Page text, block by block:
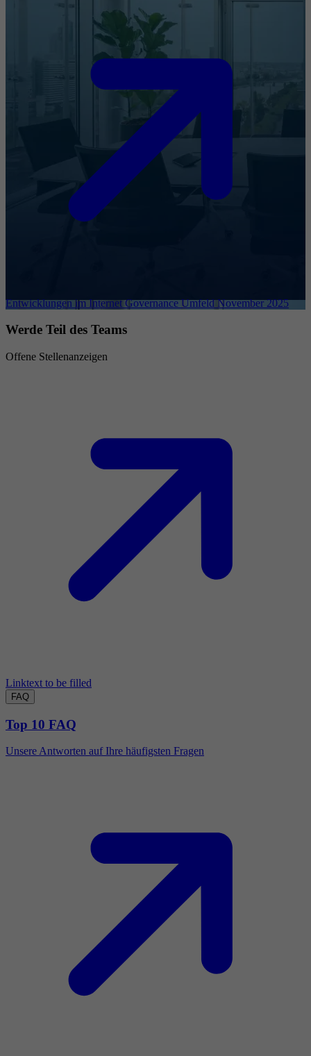
Entwicklungen im Internet Governance Umfeld November 2025
Werde Teil des Teams
Offene Stellenanzeigen
Linktext to be filled
FAQ
Top 10 FAQ
Unsere Antworten auf Ihre häufigsten Fragen